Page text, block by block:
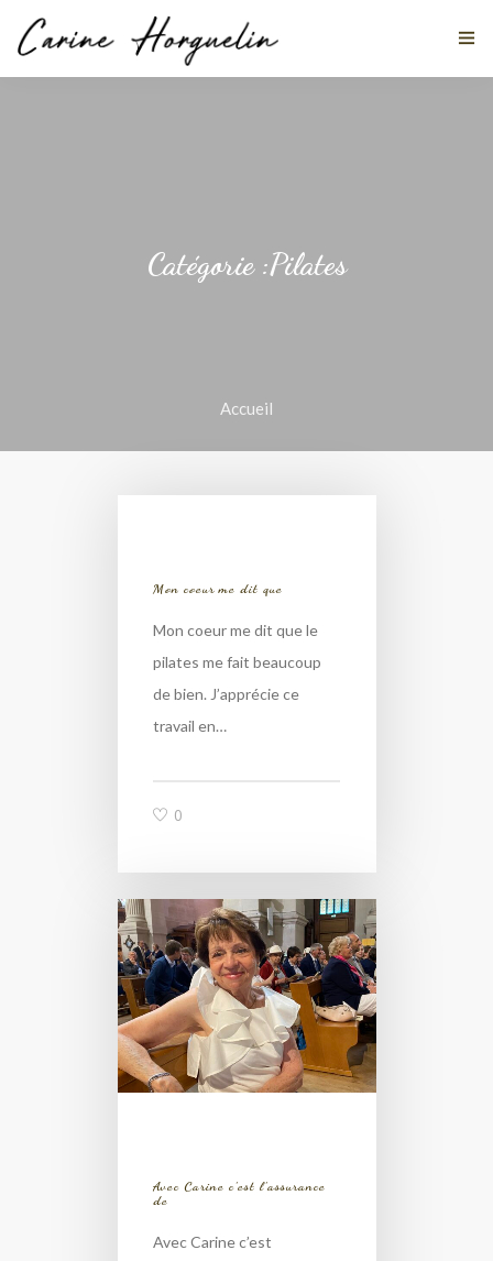
Catégorie :Pilates
Accueil
Mon coeur me dit que
Mon coeur me dit que le
pilates me fait beaucoup
de bien. J’apprécie ce
travail en…
0
Avec Carine c’est l’assurance
de
Avec Carine c’est